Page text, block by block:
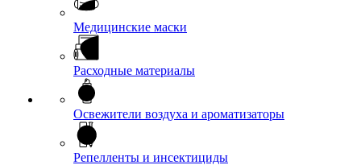
Медицинские маски
Расходные материалы
Освежители воздуха и ароматизаторы
Репелленты и инсектициды